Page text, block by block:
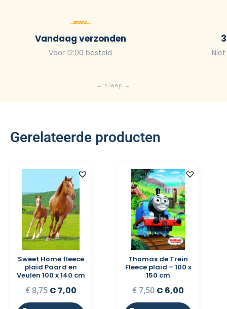
Vandaag verzonden
Voor 12:00 besteld
Gerelateerde producten
Sweet Home fleece
plaid Paard en
Veulen 100 x 140 cm
€8,75 € 7,00
Thomas de Trein
Fleece plaid – 100 x
150 cm
€7,50 € 6,00